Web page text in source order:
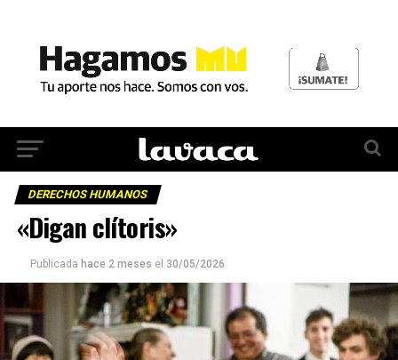
DERECHOS HUMANOS
«Digan clítoris»
Publicada hace 2 meses el 30/05/2026